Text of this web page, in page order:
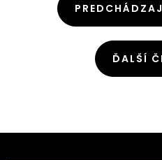
ĎALŠÍ